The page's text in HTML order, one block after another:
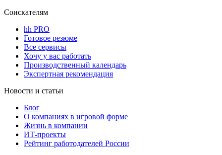
Соискателям
hh PRO
Готовое резюме
Все сервисы
Хочу у вас работать
Производственный календарь
Экспертная рекомендация
Новости и статьи
Блог
О компаниях в игровой форме
Жизнь в компании
ИТ-проекты
Рейтинг работодателей России